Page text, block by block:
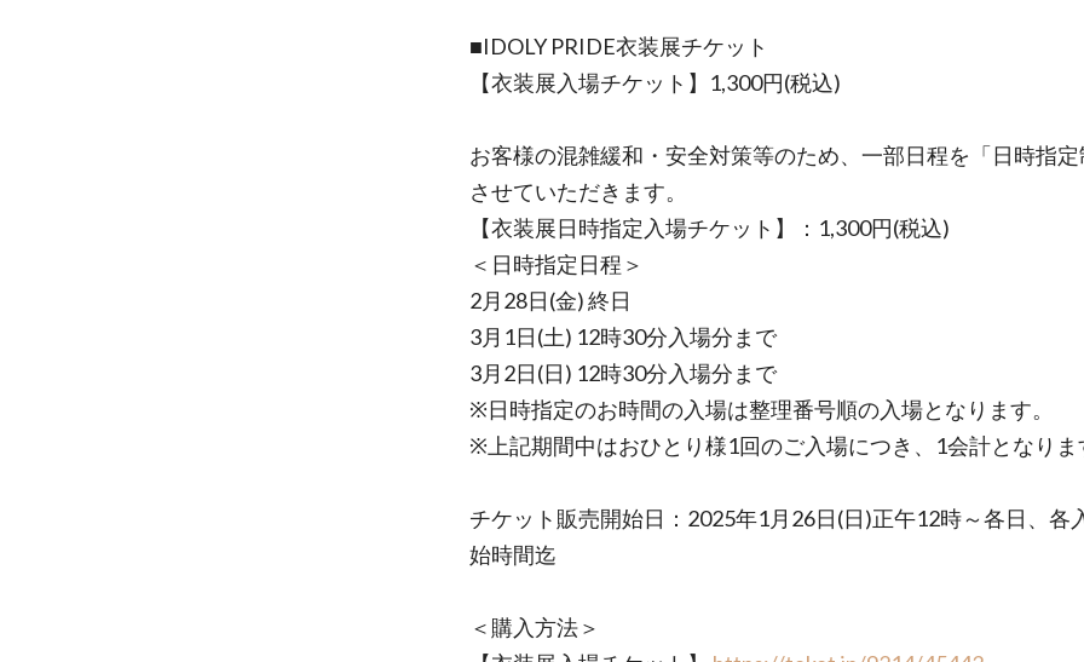
■IDOLY PRIDE衣装展チケット
【衣装展入場チケット】1,300円(税込)
お客様の混雑緩和・安全対策等のため、一部日程を「日時指定
させていただきます。
【衣装展日時指定入場チケット】：1,300円(税込)
＜日時指定日程＞
2月28日(金) 終日
3月1日(土) 12時30分入場分まで
3月2日(日) 12時30分入場分まで
※日時指定のお時間の入場は整理番号順の入場となります。
※上記期間中はおひとり様1回のご入場につき、1会計となりま
チケット販売開始日：2025年1月26日(日)正午12時～各日、各
始時間迄
＜購入方法＞